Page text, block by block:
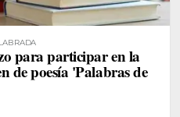
para participar en la
de poesía 'Palabras de